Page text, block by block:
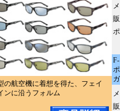
の航空機に着想を得た、フェイ
ンに沿うフォルム